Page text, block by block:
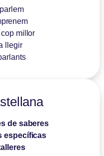
millor
llegir
de saberes
específicas